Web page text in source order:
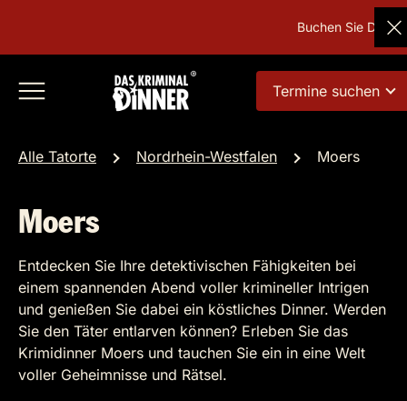
Buchen Sie
Termine suchen
Alle Tatorte Nordrhein-Westfalen Moers
Moers
Entdecken Sie Ihre detektivischen Fähigkeiten bei
einem spannenden Abend voller krimineller Intrigen
und genießen Sie dabei ein köstliches Dinner. Werden
Sie den Täter entlarven können? Erleben Sie das
Krimidinner Moers und tauchen Sie ein in eine Welt
voller Geheimnisse und Rätsel.